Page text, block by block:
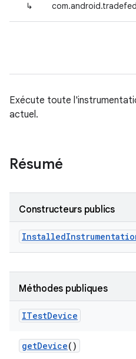
↳
Exécute toute
actuel.
Résumé
Constructeurs publics
Installed
Méthodes publiques
ITestDevice
getDevice()